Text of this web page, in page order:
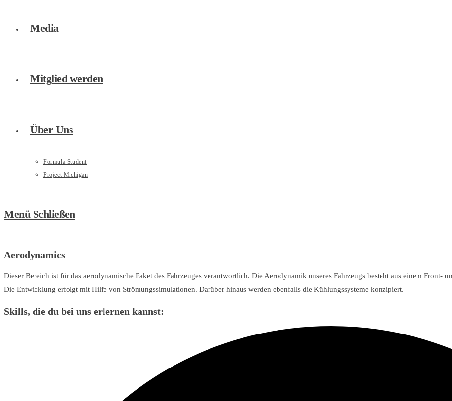
Media
Mitglied werden
Über Uns
Formula Student
Project Michigan
Menü Schließen
Aerodynamics
Dieser Bereich ist für das aerodynamische Paket des Fahrzeuges verantwortlich. Die Aerodynamik unseres Fahrzeugs besteht aus einem Front-
Die Entwicklung erfolgt mit Hilfe von Strömungssimulationen. Darüber hinaus werden ebenfalls die Kühlungssysteme konzipiert.
Skills, die du bei uns erlernen kannst: